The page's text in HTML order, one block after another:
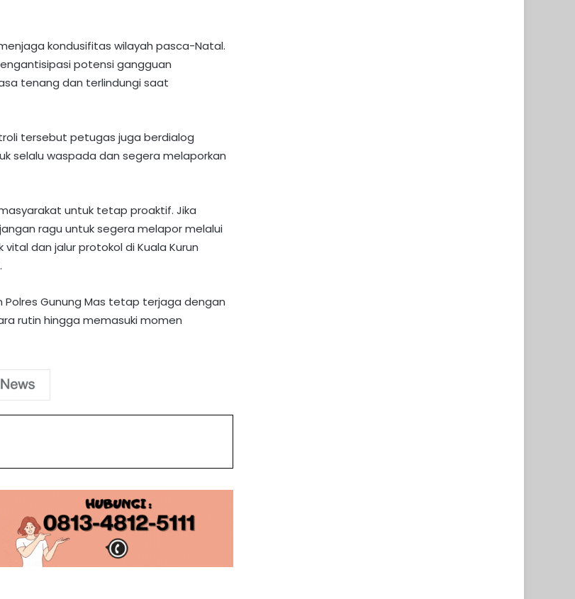
kondusifitas wilayah pasca-Natal.
potensi gangguan
tenang dan terlindungi saat
tersebut petugas juga berdialog
selalu waspada dan segera melaporkan
untuk tetap proaktif. Jika
ragu untuk segera melapor melalui
vital dan jalur protokol di Kuala Kurun
Polres Gunung Mas tetap terjaga dengan
rutin hingga memasuki momen
Optimalkan Lahan Dinas, Polres
Polsek Tewah Serahkan Hasil Panen
Gunung Mas Perkuat Integritas dan
Profesionalisme Personel
Sinergi Polisi dan Petani, 2,5 Ton
Jagung Dipanen di Lahan Binaan
Polsek Manuhing